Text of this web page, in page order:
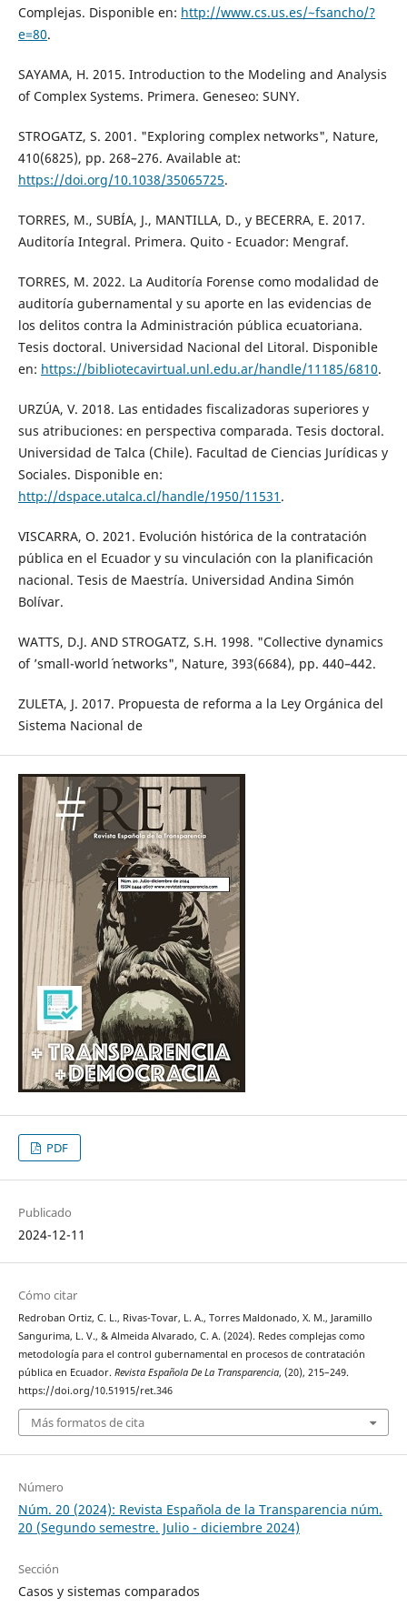
Complejas. Disponible en: http://www.cs.us.es/~fsancho/?
e=80.
SAYAMA, H. 2015. Introduction to the Modeling and Analysis
of Complex Systems. Primera. Geneseo: SUNY.
STROGATZ, S. 2001. "Exploring complex networks", Nature,
410(6825), pp. 268–276. Available at:
https://doi.org/10.1038/35065725.
TORRES, M., SUBÍA, J., MANTILLA, D., y BECERRA, E. 2017.
Auditoría Integral. Primera. Quito - Ecuador: Mengraf.
TORRES, M. 2022. La Auditoría Forense como modalidad de
auditoría gubernamental y su aporte en las evidencias de
los delitos contra la Administración pública ecuatoriana.
Tesis doctoral. Universidad Nacional del Litoral. Disponible
en: https://bibliotecavirtual.unl.edu.ar/handle/11185/6810.
URZÚA, V. 2018. Las entidades fiscalizadoras superiores y
sus atribuciones: en perspectiva comparada. Tesis doctoral.
Universidad de Talca (Chile). Facultad de Ciencias Jurídicas y
Sociales. Disponible en:
http://dspace.utalca.cl/handle/1950/11531 .
VISCARRA, O. 2021. Evolución histórica de la contratación
pública en el Ecuador y su vinculación con la planificación
nacional. Tesis de Maestría. Universidad Andina Simón
Bolívar.
WATTS, D.J. AND STROGATZ, S.H. 1998. "Collective dynamics
of ’small-world´ networks", Nature, 393(6684), pp. 440–442.
ZULETA, J. 2017. Propuesta de reforma a la Ley Orgánica del
Sistema Nacional de
PDF
Publicado
2024-12-11
Cómo citar
Redroban Ortiz, C. L., Rivas-Tovar, L. A., Torres Maldonado, X. M., Jaramillo
Sangurima, L. V., & Almeida Alvarado, C. A. (2024). Redes complejas como
metodología para el control gubernamental en procesos de contratación
pública en Ecuador. Revista Española De La Transparencia, (20), 215–249.
https://doi.org/10.51915/ret.346
Más formatos de cita
Número
Núm. 20 (2024): Revista Española de la Transparencia núm.
20 (Segundo semestre. Julio - diciembre 2024)
Sección
Casos y sistemas comparados